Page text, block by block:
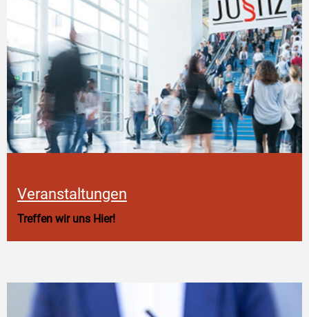
Veranstaltungen
Treffen wir uns Hier!